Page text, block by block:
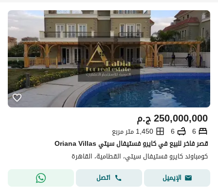
ج.م250,000,000
6
6
1,450 متر مربع
قصر فاخر للبيع في كايرو فستيفال سيتي Oriana Villas
كومباوند كايرو فستيفال سيتي، القطامية، القاهرة
الإيميل
اتصل